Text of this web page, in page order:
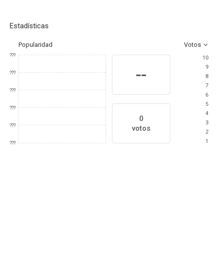
Estadísticas
Popularidad Votos
???
???
???
???
???
???
--
0
votos
10
9
8
7
6
5
4
3
2
1